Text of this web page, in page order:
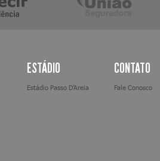
ESTÁDIO
Estádio Passo D’Areia
CONTATO
Fale Conosco